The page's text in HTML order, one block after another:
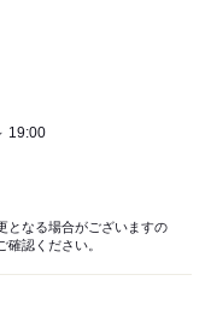
19:00
となる場合がございますの
確認ください。